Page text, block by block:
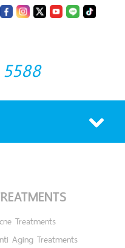
Treatments
Aging Treatments